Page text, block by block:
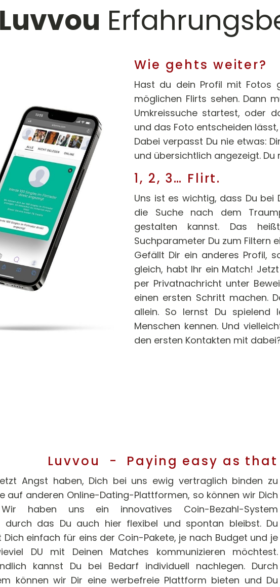
Luvvou
Wie gehts weiter?
Hast du dein Profil mit Fotos
möglichen Flirts sehen. Dann
Umkreissuche startest, oder
und das Foto entscheiden
Dabei verpasst Du nie etwas:
und übersichtlich angezeigt.
1, 2, 3… Flirt.
Uns ist es wichtig, dass Du bei
die Suche nach dem
gestalten kannst. Das
Suchparameter Du zum Filtern
Gefällt Dir ein anderes Profil,
gleich, habt Ihr ein Match!
per Privatnachricht unter
einen ersten Schritt machen.
allein. So lernst Du spielend
Menschen kennen. Und
den ersten Kontakten mit
Luvvou - Paying easy as that
Angst haben, Dich bei uns ewig vertraglich binden zu
auf anderen Online-Dating-Plattformen, so können wir Dich
Wir haben uns ein innovatives Coin-Bezahl-System
durch das Du auch hier flexibel und spontan bleibst. Du
Dich einfach für eins der Coin-Pakete, je nach Budget und je
DU mit Deinen Matches kommunizieren möchtest.
kannst Du bei Bedarf individuell nachlegen. Durch
können wir Dir eine werbefreie Plattform bieten und Du